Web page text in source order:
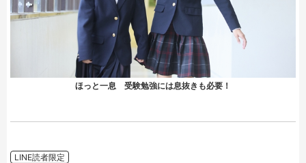
ほっと一息 受験勉強には息抜きも必要！
LINE読者限定